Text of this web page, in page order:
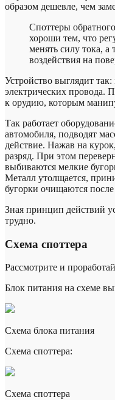
образом дешевле, чем
Споттеры
хороши тем, что
менять силу тока, а
воздействия на
Устройство выглядит
электрических провода.
к орудию, которым
Так работает
автомобиля, подводят
действие. Нажав на
разряд. При этом
выбиваются мелкие
Металл утолщается,
бугорки очищаются
Зная принцип действий
трудно.
Схема споттера
Рассмотрите и
Блок питания на схеме
Схема блока питания
Схема споттера:
Схема споттера